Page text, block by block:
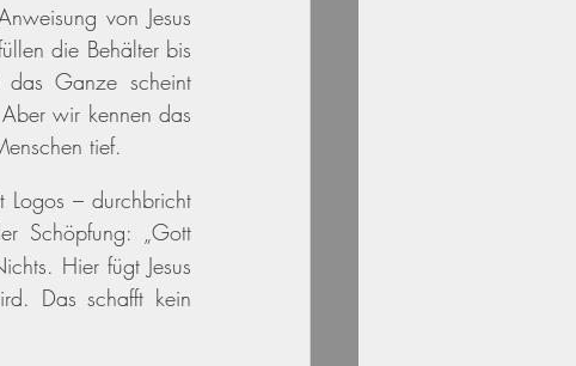
von Jesus
die Behälter bis
das Ganze scheint
wir kennen das
tief.
Logos – durchbricht
Schöpfung: „Gott
Hier fügt Jesus
Das schafft kein